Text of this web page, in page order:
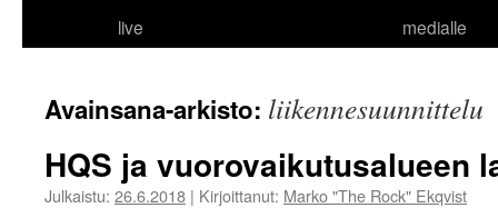
live
medialle
Avainsana-arkisto: liikennesuunnittelu
HQS ja vuorovaikutusalueen
Julkaistu: 26.6.2018 | Kirjoittanut: Marko "The Rock" Ekqvist